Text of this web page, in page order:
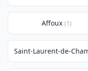
Affoux (1)